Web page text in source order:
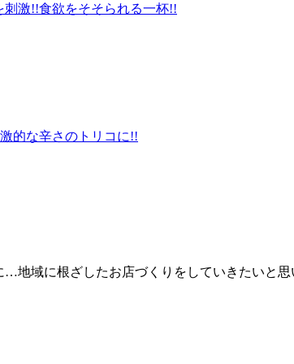
激!!食欲をそそられる一杯!!
的な辛さのトリコに!!
地域に根ざしたお店づくりをしていきたいと